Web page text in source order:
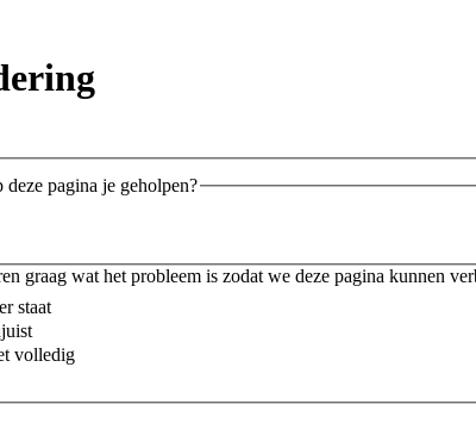
pagina je geholpen?
graag wat het probleem is zodat we deze pagina kunnen
staat
volledig